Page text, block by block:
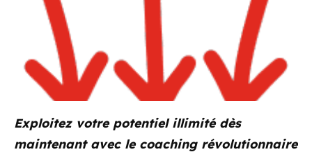
Exploitez votre potentiel illimité dès
maintenant avec le coaching révolutionnaire